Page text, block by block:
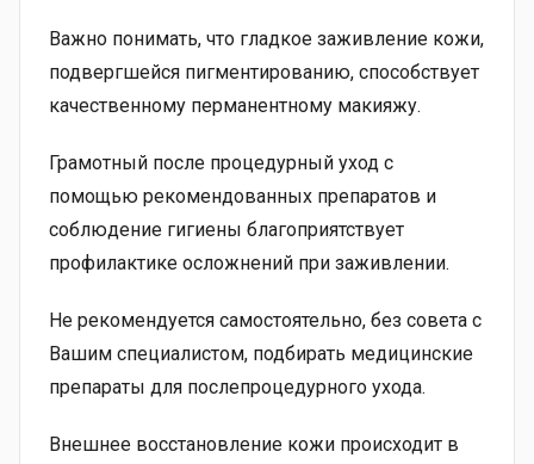
Важно понимать, что гладкое заживление кожи,
подвергшейся пигментированию, способствует
качественному перманентному макияжу.
Грамотный после процедурный уход с
помощью рекомендованных препаратов и
соблюдение гигиены благоприятствует
профилактике осложнений при заживлении.
Не рекомендуется самостоятельно, без совета с
Вашим специалистом, подбирать медицинские
препараты для послепроцедурного ухода.
Внешнее восстановление кожи происходит в